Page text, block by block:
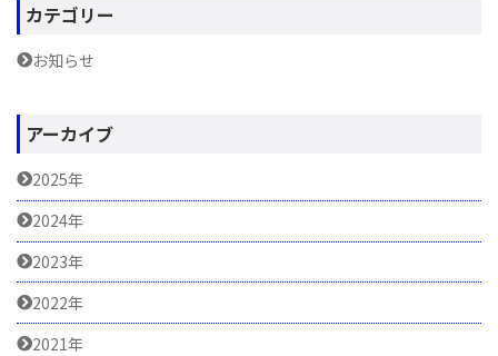
カテゴリー
お知らせ
アーカイブ
2025年
2024年
2023年
2022年
2021年